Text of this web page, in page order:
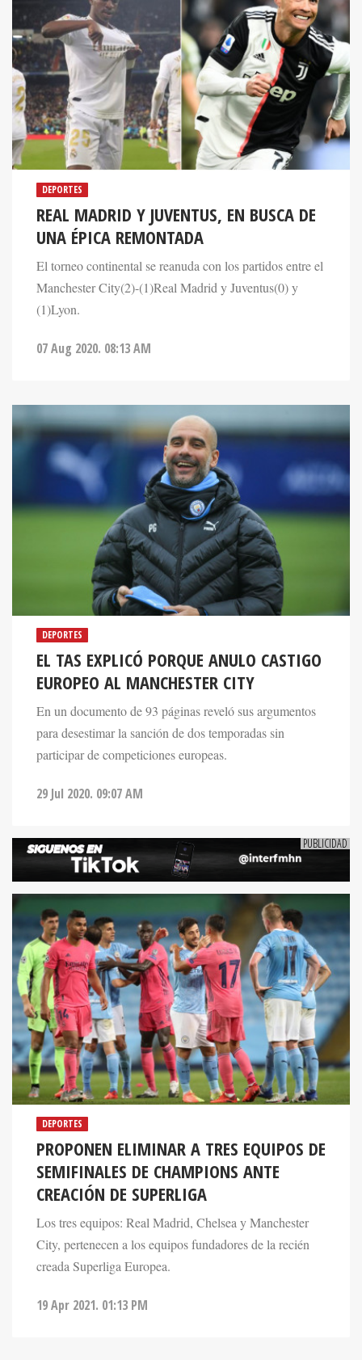
DEPORTES
REAL MADRID Y JUVENTUS, EN BUSCA DE
UNA ÉPICA REMONTADA
El torneo continental se reanuda con los partidos entre el
Manchester City(2)-(1)Real Madrid y Juventus(0) y
(1)Lyon.
07 Aug 2020. 08:13 AM
DEPORTES
EL TAS EXPLICÓ PORQUE ANULO CASTIGO
EUROPEO AL MANCHESTER CITY
En un documento de 93 páginas reveló sus argumentos
para desestimar la sanción de dos temporadas sin
participar de competiciones europeas.
29 Jul 2020. 09:07 AM
DEPORTES
PROPONEN ELIMINAR A TRES EQUIPOS DE
SEMIFINALES DE CHAMPIONS ANTE
CREACIÓN DE SUPERLIGA
Los tres equipos: Real Madrid, Chelsea y Manchester
City, pertenecen a los equipos fundadores de la recién
creada Superliga Europea.
19 Apr 2021. 01:13 PM